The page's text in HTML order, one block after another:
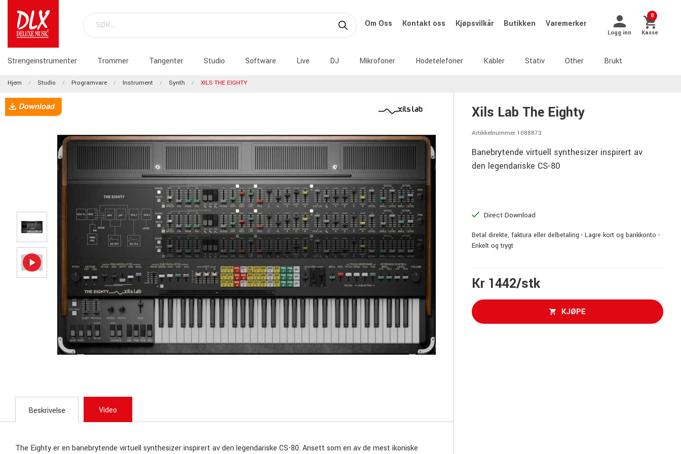
Om Oss Kontakt oss Kjøpsvilkår Butikken Varemerker
Logg inn
0
Kasse
Strengeinstrumenter Trommer Tangenter Studio Software Live DJ Mikrofoner Hodetelefoner Kabler Stativ Other Brukt
Hjem Studio Programvare Instrument Synth XILS THE EIGHTY
Xils Lab The Eighty
Artikkelnummer 1088873
Banebrytende virtuell synthesizer inspirert av
den legendariske CS-80
Direct Download
Betal direkte, faktura eller delbetaling - Lagre kort og bankkonto -
Enkelt og trygt
Kr 1442/stk
KJØPE
Beskrivelse Video
The Eighty er en banebrytende virtuell synthesizer inspirert av den legendariske CS-80. Ansett som en av de mest ikoniske